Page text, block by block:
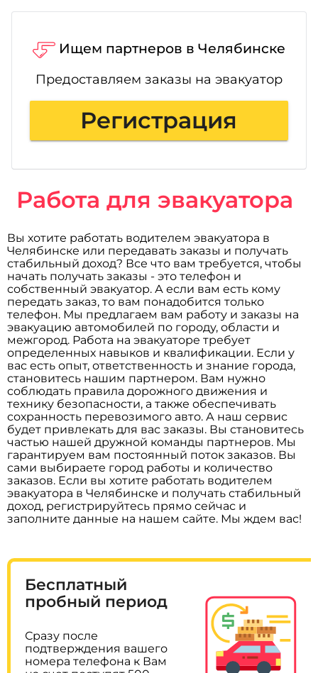
Ищем партнеров в Челябинске
Предоставляем заказы на эвакуатор
Регистрация
Работа для эвакуатора
Вы хотите работать водителем эвакуатора в
Челябинске или передавать заказы и получать
стабильный доход? Все что вам требуется, чтобы
начать получать заказы - это телефон и
собственный эвакуатор. А если вам есть кому
передать заказ, то вам понадобится только
телефон. Мы предлагаем вам работу и заказы на
эвакуацию автомобилей по городу, области и
межгород. Работа на эвакуаторе требует
определенных навыков и квалификации. Если у
вас есть опыт, ответственность и знание города,
становитесь нашим партнером. Вам нужно
соблюдать правила дорожного движения и
технику безопасности, а также обеспечивать
сохранность перевозимого авто. А наш сервис
будет привлекать для вас заказы. Вы становитесь
частью нашей дружной команды партнеров. Мы
гарантируем вам постоянный поток заказов. Вы
сами выбираете город работы и количество
заказов. Если вы хотите работать водителем
эвакуатора в Челябинске и получать стабильный
доход, регистрируйтесь прямо сейчас и
заполните данные на нашем сайте. Мы ждем вас!
Бесплатный
пробный период
Сразу после
подтверждения вашего
номера телефона к Вам